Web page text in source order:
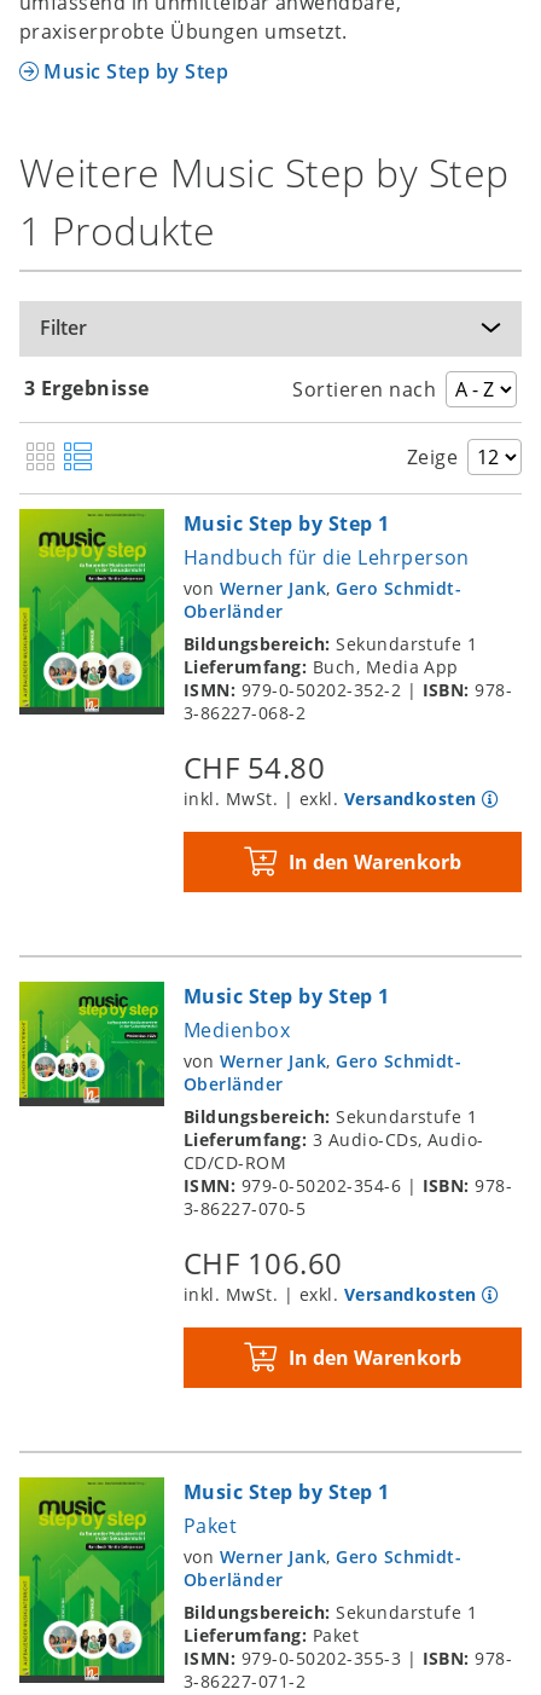
praxiserprobte Übungen umsetzt.
Music Step by Step
Weitere Music Step by Step
1 Produkte
Filter
3 Ergebnisse Sortieren nach
Zeige
Music Step by Step 1
Handbuch für die Lehrperson
von Werner Jank,Gero Schmidt-
Oberländer
Bildungsbereich:Sekundarstufe 1
Lieferumfang: Buch, Media App
ISMN: 979-0-50202-352-2 | ISBN:978-
3-86227-068-2
CHF 54.80
inkl. MwSt. | exkl. Versandkosten
In den Warenkorb
Music Step by Step 1
Medienbox
von Werner Jank,Gero Schmidt-
Oberländer
Bildungsbereich:Sekundarstufe 1
Lieferumfang: 3 Audio-CDs, Audio-
CD/CD-ROM
ISMN: 979-0-50202-354-6 | ISBN:978-
3-86227-070-5
CHF 106.60
inkl. MwSt. | exkl. Versandkosten
In den Warenkorb
Music Step by Step 1
Paket
von Werner Jank,Gero Schmidt-
Oberländer
Bildungsbereich:Sekundarstufe 1
Lieferumfang: Paket
ISMN: 979-0-50202-355-3 | ISBN:978-
3-86227-071-2